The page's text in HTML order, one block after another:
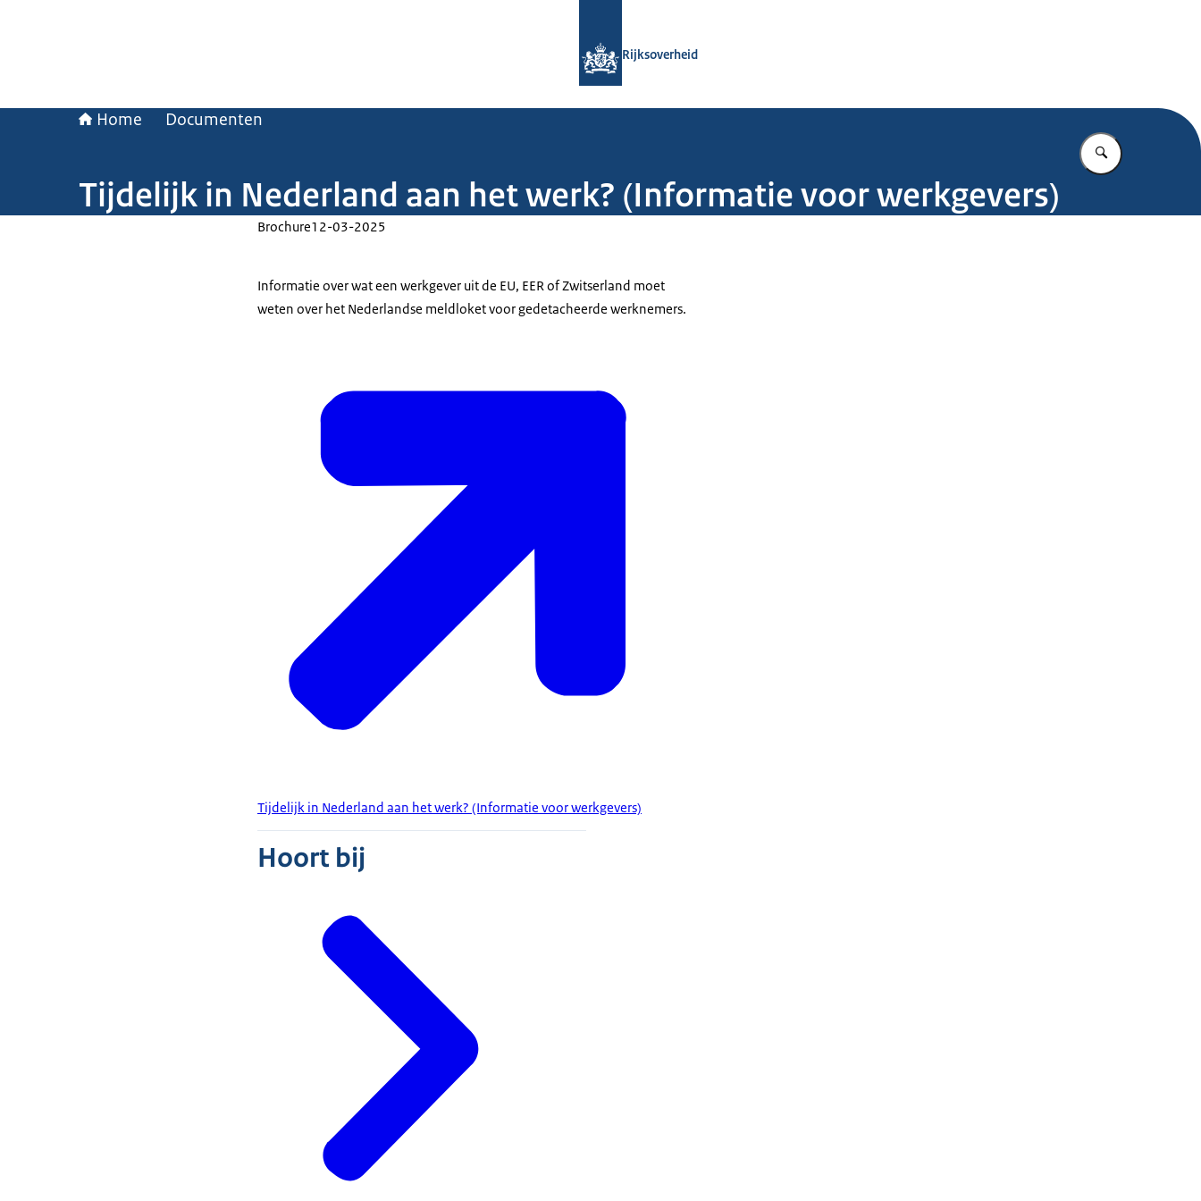
Rijksoverheid
Home Documenten
Vul in wat u
Tijdelijk in Nederland aan het werk? (Informatie voor werkgevers)
Brochure12-03-2025
Informatie over wat een werkgever uit de EU, EER of Zwitserland moet
weten over het Nederlandse meldloket voor gedetacheerde werknemers.
Tijdelijk in Nederland aan het werk? (Informatie voor werkgevers)
Hoort bij